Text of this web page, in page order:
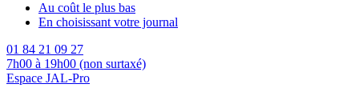
Au coût le plus bas
En choisissant votre journal
01 84 21 09 27
7h00 à 19h00 (non surtaxé)
Espace JAL-Pro